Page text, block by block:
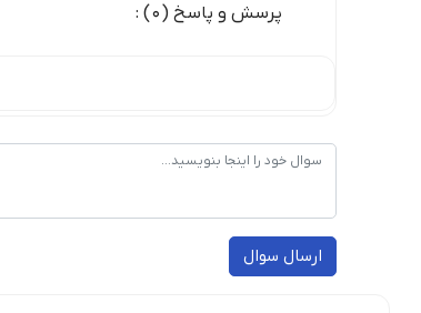
پرسش و پاسخ (0) :
ارسال سوال